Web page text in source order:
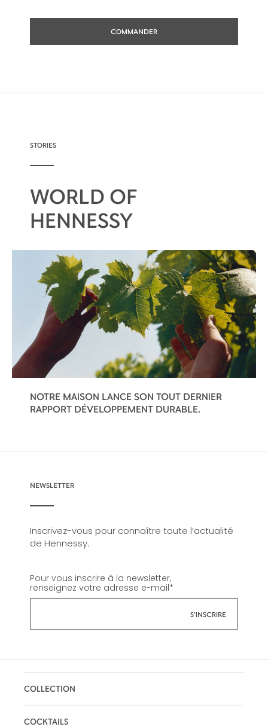
rond.
Elles sont assemblées dans un cognac
harmonieusement équilibrées.
COMMANDER
STORIES
WORLD OF
HENNESSY
NOTRE MAISON LANCE SON TOUT DERNIER
RAPPORT DÉVELOPPEMENT DURABLE.
NEWSLETTER
Inscrivez-vous pour connaître toute l’actualité
de Hennessy.
Pour vous inscrire à la newsletter,
renseignez votre adresse e-mail*
COLLECTION
COCKTAILS